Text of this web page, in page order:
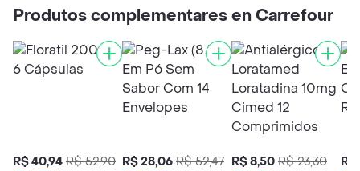
Produtos complementares en Carrefour
R$ 40,94 R$ 52,90 R$ 28,06 R$ 52,47 R$ 8,50 R$ 23,30 R$